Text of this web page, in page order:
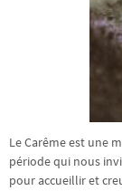
Le Carême est une
période qui nous
pour accueillir et